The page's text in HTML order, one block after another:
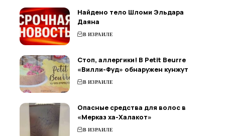
Найдено тело Шломи Эльдара
Даяна
В ИЗРАИЛЕ
Стоп, аллергики! В Petit Beurre
«Вилли-Фуд» обнаружен кунжут
В ИЗРАИЛЕ
Опасные средства для волос в
«Мерказ ха-Халакот»
В ИЗРАИЛЕ